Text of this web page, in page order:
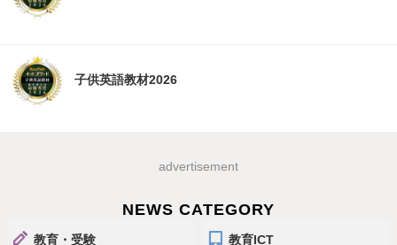
子供英語教材2026
advertisement
NEWS CATEGORY
教育・受験 教育ICT